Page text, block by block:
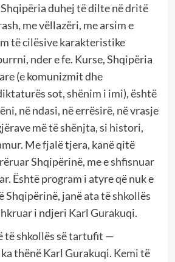
duhej të dilte në dritë
me vëllazëri, me arsim e
të cilësive karakteristike
nder e fe. Kurse, Shqipëria
(e komunizmit dhe
sot, shënim i imi), është
në ndasi, në errësirë, në vrasje
më të shënjta, si histori,
Me fjalë tjera, kanë qitë
Shqipërinë, me e shfisnuar
Është program i atyre që nuk e
Shqipërinë, janë ata të shkollës
i ndjeri Karl Gurakuqi.
të shkollës së tartufit —
thënë Karl Gurakuqi. Kemi të